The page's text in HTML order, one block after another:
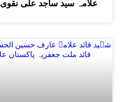
علامہ سید ساجد علی نقوی